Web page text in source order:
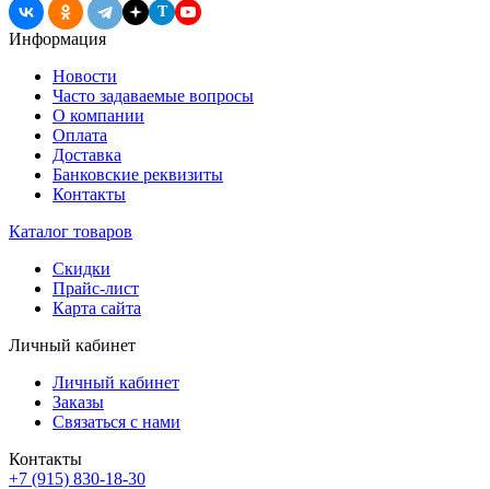
T
Информация
Новости
Часто задаваемые вопросы
О компании
Оплата
Доставка
Банковские реквизиты
Контакты
Каталог товаров
Скидки
Прайс-лист
Карта сайта
Личный кабинет
Личный кабинет
Заказы
Связаться с нами
Контакты
+7 (915) 830-18-30